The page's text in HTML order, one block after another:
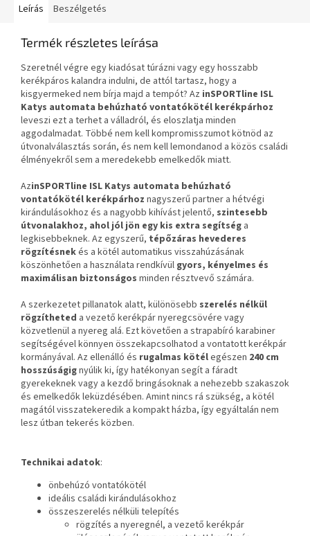
Leírás Beszélgetés
Termék részletes leírása
Szeretnél végre egy kiadósat túrázni vagy egy hosszabb
kerékpáros kalandra indulni, de attól tartasz, hogy a
kisgyermeked nem bírja majd a tempót? Az inSPORTline ISL
Katys automata behúzható vontatókötél kerékpárhoz
leveszi ezt a terhet a válladról, és eloszlatja minden
aggodalmadat. Többé nem kell kompromisszumot kötnöd az
útvonalválasztás során, és nem kell lemondanod a közös családi
élményekről sem a meredekebb emelkedők miatt.
AzinSPORTline ISL Katys automata behúzható
vontatókötél kerékpárhoz nagyszerű partner a hétvégi
kirándulásokhoz és a nagyobb kihívást jelentő, szintesebb
útvonalakhoz, ahol jól jön egy kis extra segítség a
legkisebbeknek. Az egyszerű, tépőzáras hevederes
rögzítésnekés a kötél automatikus visszahúzásának
köszönhetően a használata rendkívül gyors, kényelmes és
maximálisan biztonságos minden résztvevő számára.
A szerkezetet pillanatok alatt, különösebb szerelés nélkül
rögzítheted a vezető kerékpár nyeregcsövére vagy
közvetlenül a nyereg alá. Ezt követően a strapabíró karabiner
segítségével könnyen összekapcsolhatod a vontatott kerékpár
kormányával. Az ellenálló és rugalmas kötélegészen 240 cm
hosszúságignyúlik ki, így hatékonyan segít a fáradt
gyerekeknek vagy a kezdő bringásoknak a nehezebb szakaszok
és emelkedők leküzdésében. Amint nincs rá szükség, a kötél
magától visszatekeredik a kompakt házba, így egyáltalán nem
lesz útban tekerés közben.
Technikai adatok:
önbehúzó vontatókötél
ideális családi kirándulásokhoz
összeszerelés nélküli telepítés
rögzítés a nyeregnél, a vezető kerékpár